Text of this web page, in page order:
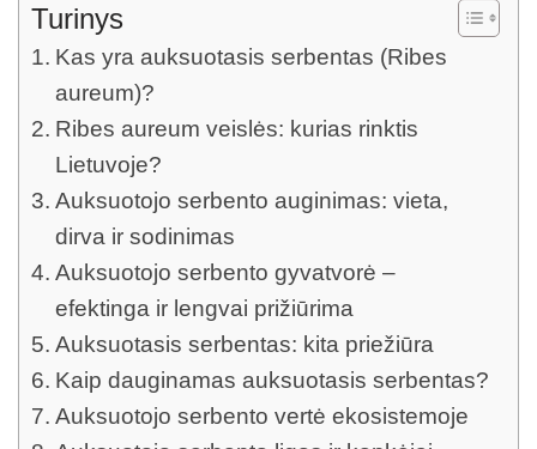
Turinys
Kas yra auksuotasis serbentas (Ribes
aureum)?
Ribes aureum veislės: kurias rinktis
Lietuvoje?
Auksuotojo serbento auginimas: vieta,
dirva ir sodinimas
Auksuotojo serbento gyvatvorė –
efektinga ir lengvai prižiūrima
Auksuotasis serbentas: kita priežiūra
Kaip dauginamas auksuotasis serbentas?
Auksuotojo serbento vertė ekosistemoje